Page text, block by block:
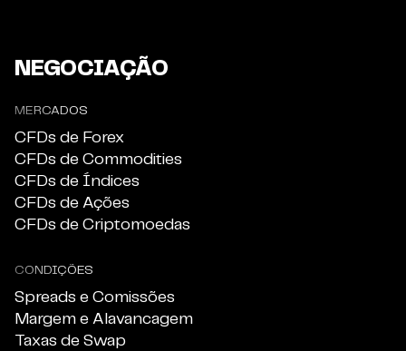
NEGOCIAÇÃO
MERCADOS
CFDs de Forex
CFDs de Commodities
CFDs de Índices
CFDs de Ações
CFDs de Criptomoedas
CONDIÇÕES
Spreads e Comissões
Margem e Alavancagem
Taxas de Swap